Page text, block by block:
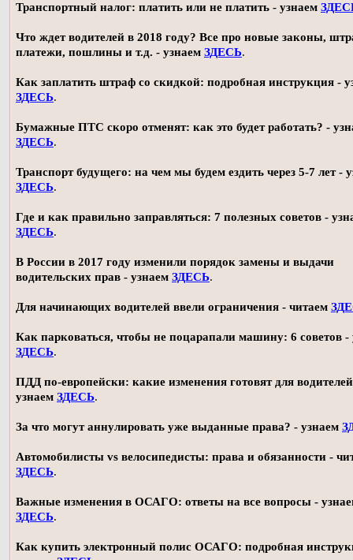
Транспортный налог: платить или не платить - узнаем
Что ждет водителей в 2018 году? Все про новые законы,
платежи, пошлины и т.д. - узнаем ЗДЕСЬ.
Как заплатить штраф со скидкой: подробная инструкция -
ЗДЕСЬ.
Бумажные ПТС скоро отменят: как это будет работать? -
ЗДЕСЬ.
Транспорт будущего: на чем мы будем ездить через 5-7 лет -
ЗДЕСЬ.
Где и как правильно заправляться: 7 полезных советов -
ЗДЕСЬ.
В России в 2017 году изменили порядок замены и выдачи
водительских прав - узнаем ЗДЕСЬ.
Для начинающих водителей ввели ограничения - читаем
Как парковаться, чтобы не поцарапали машину: 6 советов -
ЗДЕСЬ.
ПДД по-европейски: какие изменения готовят для
узнаем ЗДЕСЬ.
За что могут аннулировать уже выданные права? - узнаем
Автомобилисты vs велосипедисты: права и обязанности -
ЗДЕСЬ.
Важные изменения в ОСАГО: ответы на все вопросы -
ЗДЕСЬ.
Как купить электронный полис ОСАГО: подробная